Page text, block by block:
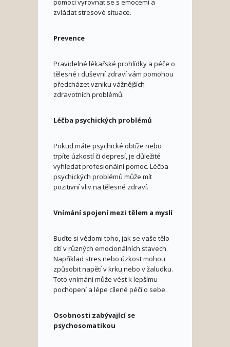
pomoci vyrovnat se s emocemi a
zvládat stresové situace.
Prevence
Pravidelné lékařské prohlídky a péče o
tělesné i duševní zdraví vám pomohou
předcházet vzniku vážnějších
zdravotních problémů.
Léčba psychických problémů
Pokud máte psychické obtíže nebo
trpíte úzkostí či depresí, je důležité
vyhledat profesionální pomoc. Léčba
psychických problémů může mít
pozitivní vliv na tělesné zdraví.
Vnímání spojení mezi tělem a myslí
Buďte si vědomi toho, jak se vaše tělo
cítí v různých emocionálních stavech.
Například stres nebo úzkost mohou
způsobit napětí v krku nebo v žaludku.
Toto vnímání může vést k lepšímu
pochopení a lépe cílené péči o sebe.
Osobnosti zabývající se
psychosomatikou